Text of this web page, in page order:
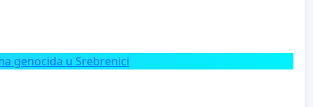
genocida u Srebrenici